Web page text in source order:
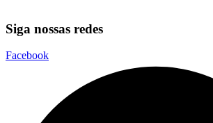
Siga nossas redes
Facebook